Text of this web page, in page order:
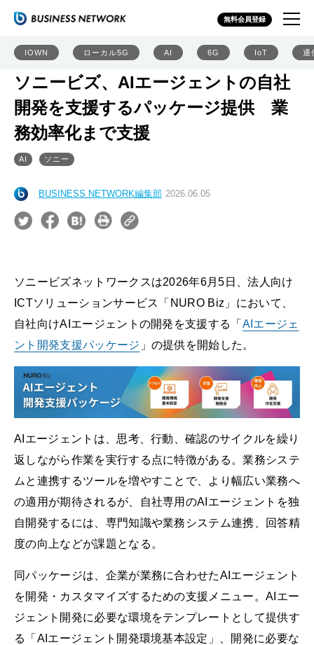
無料会員登録
IOWN ローカル5G AI 6G IoT 通
ソニービズ、AIエージェントの自社
開発を支援するパッケージ提供 業
務効率化まで支援
AI ソニー
BUSINESS NETWORK編集部 2026.06.05
ソニービズネットワークスは2026年6月5日、法人向け
ICTソリューションサービス「NURO Biz」において、
自社向けAIエージェントの開発を支援する「 AIエージェ
ント開発支援パッケージ 」の提供を開始した。
AIエージェントは、思考、行動、確認のサイクルを繰り
返しながら作業を実行する点に特徴がある。業務システ
ムと連携するツールを増やすことで、より幅広い業務へ
の適用が期待されるが、自社専用のAIエージェントを独
自開発するには、専門知識や業務システム連携、回答精
度の向上などが課題となる。
同パッケージは、企業が業務に合わせたAIエージェント
を開発・カスタマイズするための支援メニュー。AIエー
ジェント開発に必要な環境をテンプレートとして提供す
る「AIエージェント開発環境基本設定」、開発に必要な